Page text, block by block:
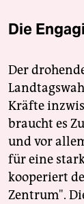
Die
Der
Kräfte
braucht es
und vor
für eine
kooperiert
Zentrum".